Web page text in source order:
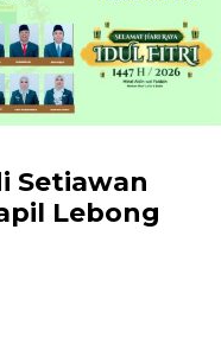
Setiawan
Lebong